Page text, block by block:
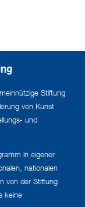
Stiftung
von Kunst
und
in eigener
nationalen
von der Stiftung
keine